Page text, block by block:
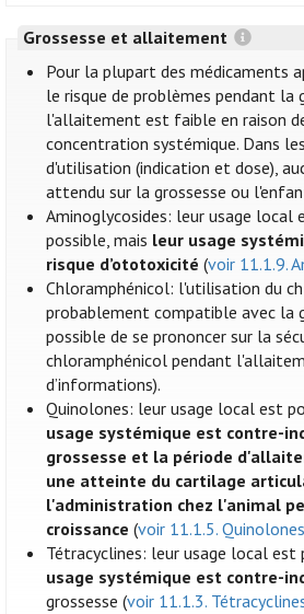
Grossesse et allaitement
Pour la plupart des médicaments
le risque de problèmes pendant la
l'allaitement est faible en raison
concentration systémique. Dans
d'utilisation (indication et dose),
attendu sur la grossesse ou
Aminoglycosides: leur usage local
possible, mais leur usage
risque d’ototoxicité (voir 11.1.9.
Chloramphénicol: l'utilisation du
probablement compatible avec la
possible de se prononcer sur la
chloramphénicol pendant
d’informations).
Quinolones: leur usage local est
usage systémique est contre-
grossesse et la période
une atteinte du cartilage
l'administration chez l'animal
croissance (voir 11.1.5. Quinolones
Tétracyclines: leur usage local est
usage systémique est contre-
grossesse (voir 11.1.3.